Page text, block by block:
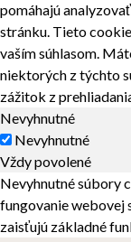
pomáhajú
stránku. Tieto
vaším súhlasom.
niektorých z týchto
zážitok z
Nevyhnutné
Nevyhnutné
Vždy povolené
Nevyhnutné súbory
fungovanie webovej
zaisťujú základné